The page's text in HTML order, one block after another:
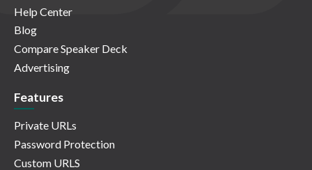
Help Center
Blog
Compare Speaker Deck
Advertising
Features
Private URLs
Password Protection
Custom URLS